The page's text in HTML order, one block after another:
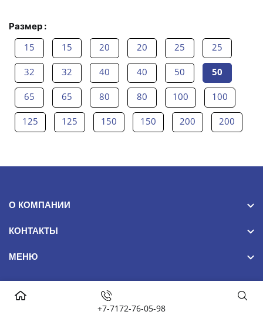
+7-7172-76-05-98
Размер :
15 15 20 20 25 25
32 32 40 40 50 50
65 65 80 80 100 100
125 125 150 150 200 200
О КОМПАНИИ
КОНТАКТЫ
МЕНЮ
NomadSteel 2024© Все права защищены. False